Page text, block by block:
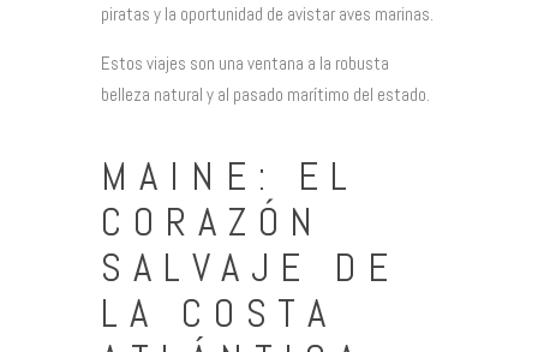
piratas y la oportunidad de avistar aves marinas.
Estos viajes son una ventana a la robusta
belleza natural y al pasado marítimo del estado.
MAINE: EL
CORAZÓN
SALVAJE DE
LA COSTA